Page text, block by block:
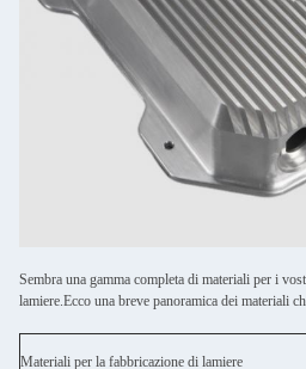
Sembra una gamma completa di materiali per i
lamiere.Ecco una breve panoramica dei materiali
Materiali per la fabbricazione di lamiere